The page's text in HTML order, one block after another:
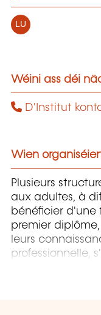
LU
Wéini ass déi
D'Institut
Wien
Plusieurs
aux adultes, à
bénéficier d'une
premier
leurs
professionnelle,
technologies,